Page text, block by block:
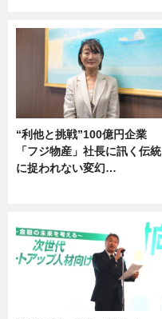
“利他と挑戦”100億円企業
「フジ物産」社長に訊く伝統
に捉われない変幻…